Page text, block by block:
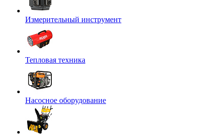
Измерительный инструмент
Тепловая техника
Насосное оборудование